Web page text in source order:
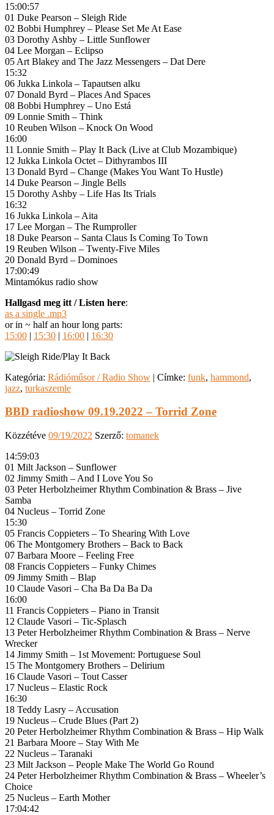
15:00:57
01 Duke Pearson – Sleigh Ride
02 Bobbi Humphrey – Please Set Me At Ease
03 Dorothy Ashby – Little Sunflower
04 Lee Morgan – Eclipso
05 Art Blakey and The Jazz Messengers – Dat Dere
15:32
06 Jukka Linkola – Tapautsen alku
07 Donald Byrd – Places And Spaces
08 Bobbi Humphrey – Uno Está
09 Lonnie Smith – Think
10 Reuben Wilson – Knock On Wood
16:00
11 Lonnie Smith – Play It Back (Live at Club Mozambique)
12 Jukka Linkola Octet – Dithyrambos III
13 Donald Byrd – Change (Makes You Want To Hustle)
14 Duke Pearson – Jingle Bells
15 Dorothy Ashby – Life Has Its Trials
16:32
16 Jukka Linkola – Aita
17 Lee Morgan – The Rumproller
18 Duke Pearson – Santa Claus Is Coming To Town
19 Reuben Wilson – Twenty-Five Miles
20 Donald Byrd – Dominoes
17:00:49
Mintamókus radio show
Hallgasd meg itt / Listen here:
as a single .mp3
or in ~ half an hour long parts:
15:00 | 15:30 | 16:00 | 16:30
Kategória: Rádióműsor / Radio Show | Címke: funk, hammond,
jazz, turkaszemle
BBD radioshow 09.19.2022 – Torrid Zone
Közzétéve 09/19/2022 Szerző: tomanek
14:59:03
01 Milt Jackson – Sunflower
02 Jimmy Smith – And I Love You So
03 Peter Herbolzheimer Rhythm Combination & Brass – Jive
Samba
04 Nucleus – Torrid Zone
15:30
05 Francis Coppieters – To Shearing With Love
06 The Montgomery Brothers – Back to Back
07 Barbara Moore – Feeling Free
08 Francis Coppieters – Funky Chimes
09 Jimmy Smith – Blap
10 Claude Vasori – Cha Ba Da Ba Da
16:00
11 Francis Coppieters – Piano in Transit
12 Claude Vasori – Tic-Splasch
13 Peter Herbolzheimer Rhythm Combination & Brass – Nerve
Wrecker
14 Jimmy Smith – 1st Movement: Portuguese Soul
15 The Montgomery Brothers – Delirium
16 Claude Vasori – Tout Casser
17 Nucleus – Elastic Rock
16:30
18 Teddy Lasry – Accusation
19 Nucleus – Crude Blues (Part 2)
20 Peter Herbolzheimer Rhythm Combination & Brass – Hip Walk
21 Barbara Moore – Stay With Me
22 Nucleus – Taranaki
23 Milt Jackson – People Make The World Go Round
24 Peter Herbolzheimer Rhythm Combination & Brass – Wheeler’s
Choice
25 Nucleus – Earth Mother
17:04:42